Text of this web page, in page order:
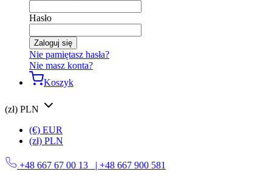
Hasło
Zaloguj się
Nie pamiętasz hasła?
Nie masz konta?
Koszyk
(zł) PLN
(€) EUR
(zł) PLN
+48 667 67 00 13
| +48 667 900 581